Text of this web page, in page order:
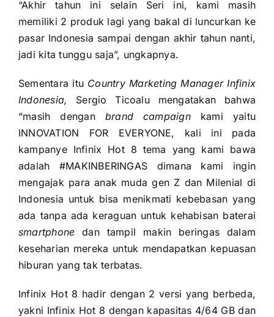
“Akhir tahun ini selain Seri ini, kami masih
memiliki 2 produk lagi yang bakal di luncurkan ke
pasar Indonesia sampai dengan akhir tahun nanti,
jadi kita tunggu saja”, ungkapnya.
Sementara itu Country Marketing Manager Infinix
Indonesia,
Sergio Ticoalu mengatakan bahwa
“masih dengan brand campaignkami yaitu
INNOVATION FOR EVERYONE, kali ini pada
kampanye Infinix Hot 8 tema yang kami bawa
adalah #MAKINBERINGAS dimana kami ingin
mengajak para anak muda gen Z dan Milenial di
Indonesia untuk bisa menikmati kebebasan yang
ada tanpa ada keraguan untuk kehabisan baterai
smartphone dan tampil makin beringas dalam
keseharian mereka untuk mendapatkan kepuasan
hiburan yang tak terbatas.
Infinix Hot 8 hadir dengan 2 versi yang berbeda,
yakni Infinix Hot 8 dengan kapasitas 4/64 GB dan